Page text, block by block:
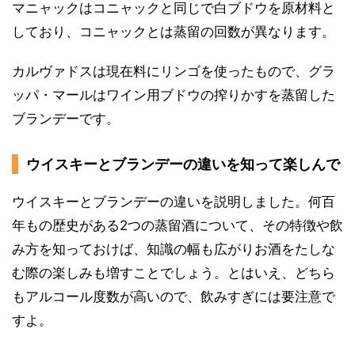
マニャックはコニャックと同じで白ブドウを原材料と
しており、コニャックとは蒸留の回数が異なります。
カルヴァドスは現在料にリンゴを使ったもので、グラ
ッパ・マールはワイン用ブドウの搾りかすを蒸留した
ブランデーです。
ウイスキーとブランデーの違いを知って楽しんで
ウイスキーとブランデーの違いを説明しました。何百
年もの歴史がある2つの蒸留酒について、その特徴や飲
み方を知っておけば、知識の幅も広がりお酒をたしな
む際の楽しみも増すことでしょう。とはいえ、どちら
もアルコール度数が高いので、飲みすぎには要注意で
すよ。